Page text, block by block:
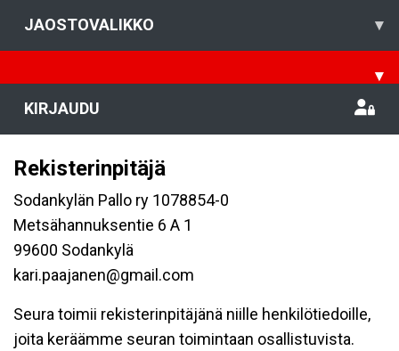
JAOSTOVALIKKO ▾
▾
KIRJAUDU
Rekisterinpitäjä
Sodankylän Pallo ry 1078854-0
Metsähannuksentie 6 A 1
99600 Sodankylä
kari.paajanen@gmail.com
Seura toimii rekisterinpitäjänä niille henkilötiedoille,
joita keräämme seuran toimintaan osallistuvista.